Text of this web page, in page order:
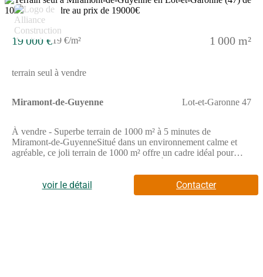
19 000 €19 €/m² 1 000 m²
terrain seul à vendre
Miramont-de-Guyenne Lot-et-Garonne 47
À vendre - Superbe terrain de 1000 m² à 5 minutes de
Miramont-de-GuyenneSitué dans un environnement calme et
agréable, ce joli terrain de 1000 m² offre un cadre idéal pour
de Miramont-de-Guyenne, vous bénéficiez de la proximité des
commerces, écoles et services tout en profitant d'un cadre
paisible à la campagne.Le terrain est bien exposé, facilement
voir le détail Contacter